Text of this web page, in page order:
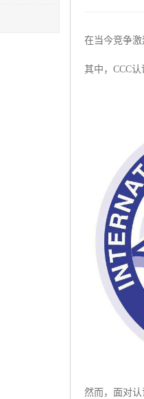
在当今竞争
其中，CCC
然而，面对